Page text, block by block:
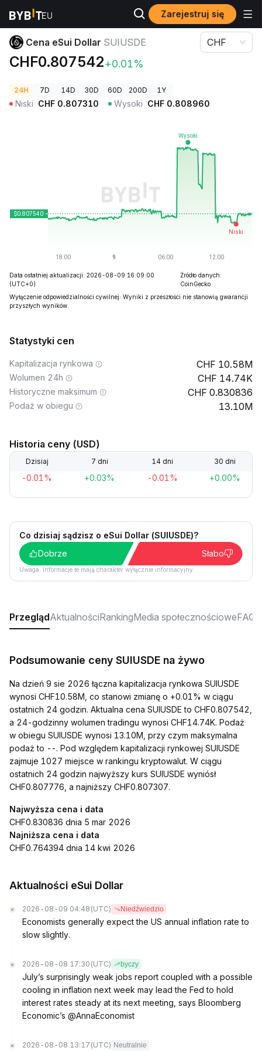
Zarejestruj się
Ceny kryptowalut Cena eSui Dollar SUIUSDE
Cena eSui Dollar SUIUSDE
CHF0.807542+0.01%
CHF
24H 7D 14D 30D 60D 200D 1Y
Niski CHF 0.807310 Wysoki CHF 0.808960
Data ostatniej aktualizacji: 2026-08-09 16:09:00
(UTC+0)
Źródło danych:
CoinGecko
Wyłączenie odpowiedzialności cywilnej: Wyniki z przeszłości nie stanowią gwarancji
przyszłych wyników.
Statystyki cen
Kapitalizacja rynkowa 10.58M
Wolumen 24h 14.74K
Historyczne maksimum 0.830836
Podaż w obiegu 13.10M
Historia ceny (USD)
Dzisiaj 7 dni 14 dni 30 dni
-0.01% +0.03% -0.01% +0.00%
Co dzisiaj sądzisz o eSui Dollar (SUIUSDE)?
Dobrze
Słabo
Uwaga: Informacje te mają charakter wyłącznie informacyjny.
PrzeglądAktualnościRankingMedia społecznościoweFAQ
Podsumowanie ceny SUIUSDE na żywo
Na dzień 9 sie 2026 łączna kapitalizacja rynkowa SUIUSDE
wynosi CHF10.58M, co stanowi zmianę o +0.01% w ciągu
ostatnich 24 godzin. Aktualna cena SUIUSDE to CHF0.807542,
a 24-godzinny wolumen tradingu wynosi CHF14.74K. Podaż
w obiegu SUIUSDE wynosi 13.10M, przy czym maksymalna
podaż to --. Pod względem kapitalizacji rynkowej SUIUSDE
zajmuje 1027 miejsce w rankingu kryptowalut. W ciągu
ostatnich 24 godzin najwyższy kurs SUIUSDE wyniósł
CHF0.807776, a najniższy CHF0.807307.
Najwyższa cena i data
CHF0.830836 dnia 5 mar 2026
Najniższa cena i data
CHF0.764394 dnia 14 kwi 2026
Aktualności eSui Dollar
2026-08-09 04:48 (UTC) Niedźwiedzio
Economists generally expect the US annual inflation rate to
slow slightly.
2026-08-08 17:30 (UTC) byczy
July’s surprisingly weak jobs report coupled with a possible
cooling in inflation next week may lead the Fed to hold
interest rates steady at its next meeting, says Bloomberg
Economic’s @AnnaEconomist
2026-08-08 13:17 (UTC) Neutralnie